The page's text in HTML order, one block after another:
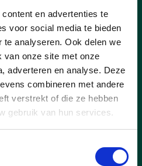
en advertenties te
voor social media te bieden
analyseren. Ook delen we
van onze site met onze
adverteren en analyse. Deze
combineren met andere
verstrekt of die ze hebben
gebruik van hun services.
voor
inwoners van Klein-